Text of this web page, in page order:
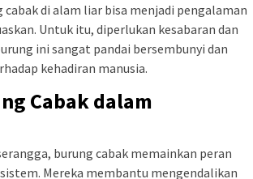
di alam liar bisa menjadi pengalaman
Untuk itu, diperlukan kesabaran dan
ini sangat pandai bersembunyi dan
kehadiran manusia.
Cabak dalam
burung cabak memainkan peran
Mereka membantu mengendalikan